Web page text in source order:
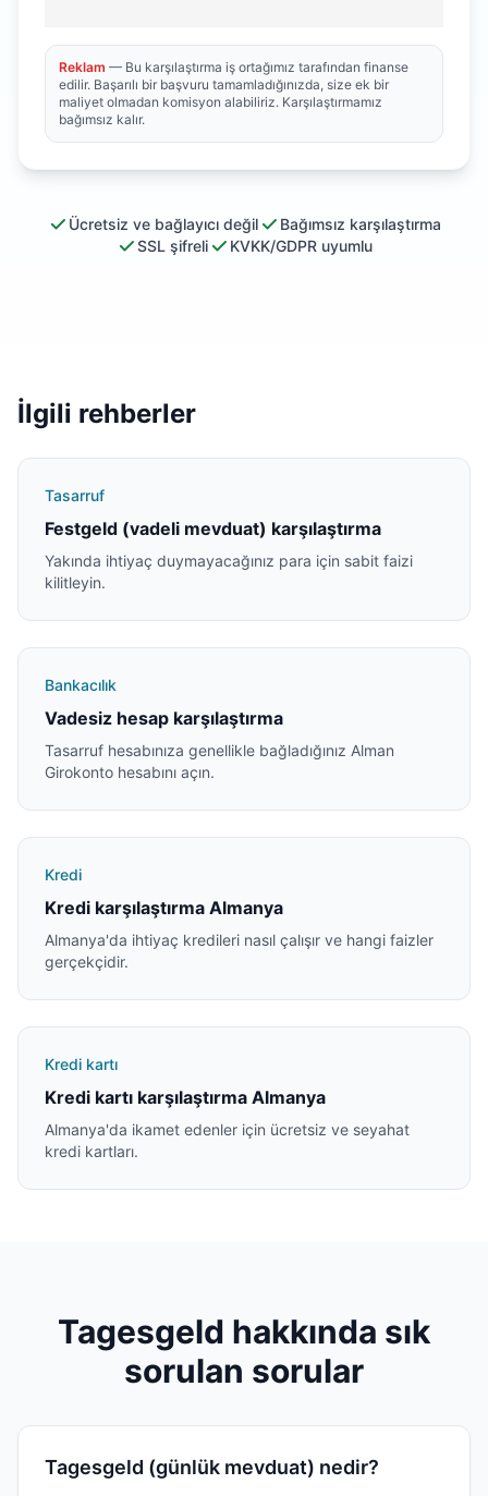
Reklam — Bu karşılaştırma iş ortağımız tarafından finanse
edilir. Başarılı bir başvuru tamamladığınızda, size ek bir
maliyet olmadan komisyon alabiliriz. Karşılaştırmamız
bağımsız kalır.
Ücretsiz ve bağlayıcı değil
Bağımsız karşılaştırma
SSL şifreli
KVKK/GDPR uyumlu
İlgili rehberler
Tasarruf
Festgeld (vadeli mevduat) karşılaştırma
Yakında ihtiyaç duymayacağınız para için sabit faizi
kilitleyin.
Bankacılık
Vadesiz hesap karşılaştırma
Tasarruf hesabınıza genellikle bağladığınız Alman
Girokonto hesabını açın.
Kredi
Kredi karşılaştırma Almanya
Almanya'da ihtiyaç kredileri nasıl çalışır ve hangi faizler
gerçekçidir.
Kredi kartı
Kredi kartı karşılaştırma Almanya
Almanya'da ikamet edenler için ücretsiz ve seyahat
kredi kartları.
Tagesgeld hakkında sık
sorulan sorular
Tagesgeld (günlük mevduat) nedir?